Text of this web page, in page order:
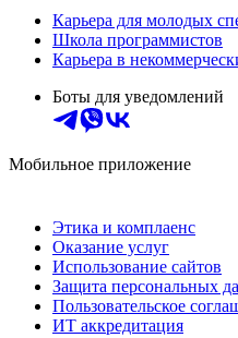
Карьера для молодых
Школа программистов
Карьера в
Боты для уведомлений
Мобильное приложение
Этика и комплаенс
Оказание услуг
Использование сайтов
Защита персональных
Пользовательское
ИТ аккредитация